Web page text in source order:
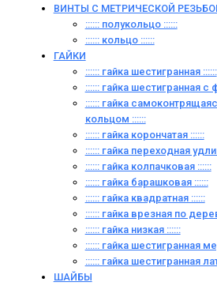
ВИНТЫ C МЕТРИЧЕСКОЙ
:::::: полукольцо ::::::
:::::: кольцо ::::::
ГАЙКИ
:::::: гайка шестигранная ::::::
:::::: гайка шестигранная с
:::::: гайка
кольцом ::::::
:::::: гайка корончатая ::::::
:::::: гайка переходная
:::::: гайка колпачковая ::::::
:::::: гайка барашковая ::::::
:::::: гайка квадратная ::::::
:::::: гайка врезная по
:::::: гайка низкая ::::::
:::::: гайка шестигранная
:::::: гайка шестигранная
ШАЙБЫ